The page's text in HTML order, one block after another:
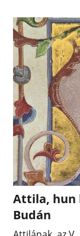
Attila, hun
Budán